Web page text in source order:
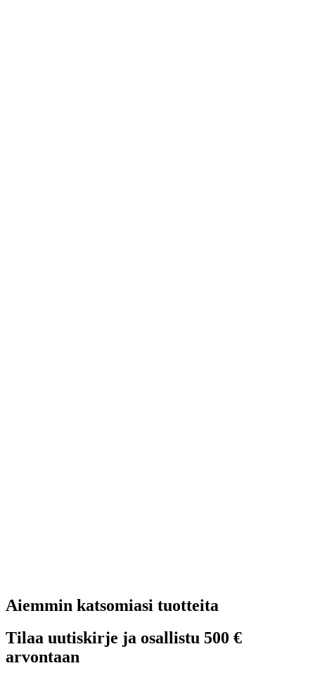
Aiemmin katsomiasi tuotteita
Tilaa uutiskirje ja osallistu 500 €
arvontaan